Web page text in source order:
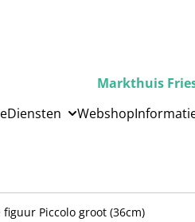
Markthuis
Diensten Webshop
Piccolo groot (36cm)